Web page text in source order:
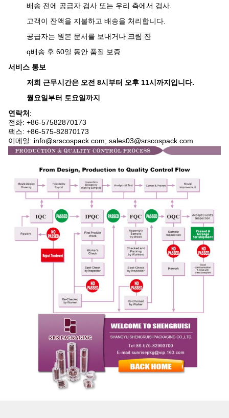
배송 전에 공급자 검사 또는 우리 측에서 검사.
고객이 잔액을 지불하고 배송을 처리합니다.
공급자는 원본 문서를 보내거나 크림 잔
q배송 후 60일 동안 품질 보증
서비스 통보
저희 근무시간은 오전 8시부터 오후 11시까지입니다.
월요일부터 토요일까지
연락처 :
전화: +86-57582870173
팩스: +86-575-82870173
이메일: info@srscospack.com; sales03@srscospack.com